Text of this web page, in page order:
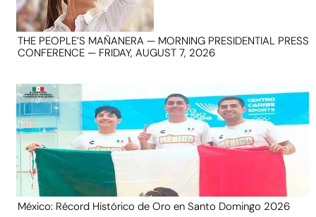
THE PEOPLE’S MAÑANERA — MORNING PRESIDENTIAL PRESS
CONFERENCE — FRIDAY, AUGUST 7, 2026
México: Récord Histórico de Oro en Santo Domingo 2026